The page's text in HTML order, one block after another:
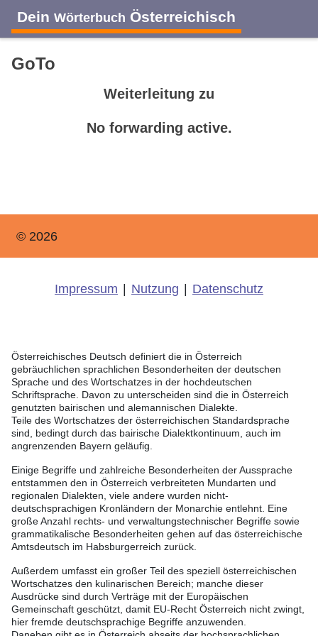
Dein Wörterbuch Österreichisch
GoTo
Weiterleitung zu
No forwarding active.
© 2026
Impressum Nutzung Datenschutz
Österreichisches Deutsch definiert die in Österreich
gebräuchlichen sprachlichen Besonderheiten der deutschen
Sprache und des Wortschatzes in der hochdeutschen
Schriftsprache. Davon zu unterscheiden sind die in Österreich
genutzten bairischen und alemannischen Dialekte.
Teile des Wortschatzes der österreichischen Standardsprache
sind, bedingt durch das bairische Dialektkontinuum, auch im
angrenzenden Bayern geläufig.
Einige Begriffe und zahlreiche Besonderheiten der Aussprache
entstammen den in Österreich verbreiteten Mundarten und
regionalen Dialekten, viele andere wurden nicht-
deutschsprachigen Kronländern der Monarchie entlehnt. Eine
große Anzahl rechts- und verwaltungstechnischer Begriffe sowie
grammatikalische Besonderheiten gehen auf das österreichische
Amtsdeutsch im Habsburgerreich zurück.
Außerdem umfasst ein großer Teil des speziell österreichischen
Wortschatzes den kulinarischen Bereich; manche dieser
Ausdrücke sind durch Verträge mit der Europäischen
Gemeinschaft geschützt, damit EU-Recht Österreich nicht zwingt,
hier fremde deutschsprachige Begriffe anzuwenden.